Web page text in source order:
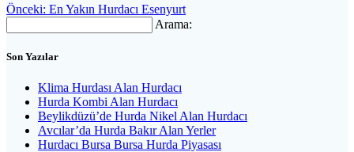
Yazı
gezinmesi
Önceki: Önceki
En Yakın Hurdacı Esenyurt
Arama:
Son Yazılar
Klima Hurdası Alan Hurdacı
Hurda Kombi Alan Hurdacı
Beylikdüzü’de Hurda Nikel Alan Hurdacı
Avcılar’da Hurda Bakır Alan Yerler
Hurdacı Bursa Bursa Hurda Piyasası